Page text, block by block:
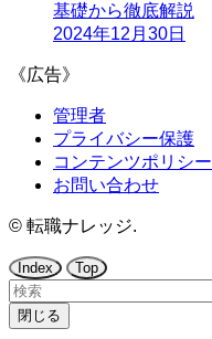
基礎から徹底解説
2024年12月30日
《広告》
管理者
プライバシー保護
コンテンツポリシー
お問い合わせ
© 転職ナレッジ.
Index Top
閉じる